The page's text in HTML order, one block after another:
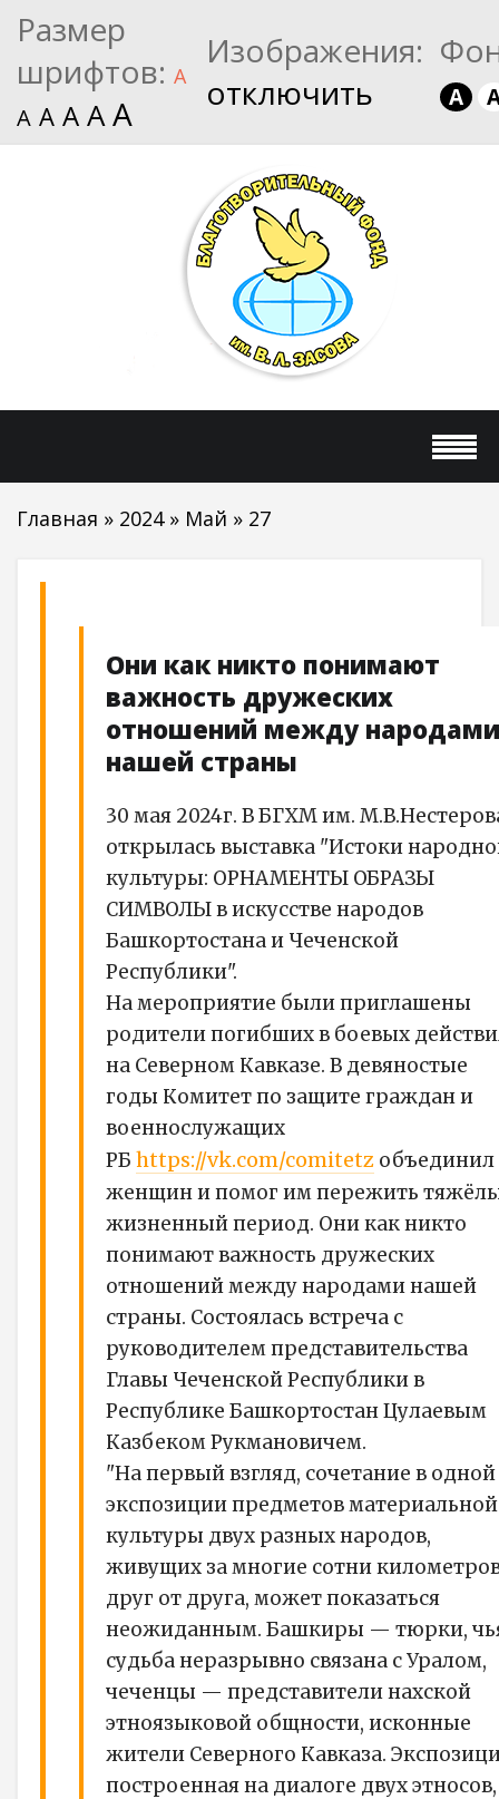
Размер
шрифтов: A
A A A AA
Изображения:
отключить
A
Главная » 2024 » Май » 27
Они как никто понимают
важность дружеских
отношений между народами
нашей страны
30 мая 2024г. В БГХМ им.
открылась выставка "Истоки
культуры: ОРНАМЕНТЫ ОБРАЗЫ
СИМВОЛЫ в искусстве народов
Башкортостана и Чеченской
Республики".
На мероприятие были приглашены
родители погибших в боевых
на Северном Кавказе. В девяностые
годы Комитет по защите граждан и
военнослужащих
РБ https://vk.com/comitetz объединил
женщин и помог им пережить
жизненный период. Они как никто
понимают важность дружеских
отношений между народами нашей
страны. Состоялась встреча с
руководителем представительства
Главы Чеченской Республики в
Республике Башкортостан Цулаевым
Казбеком Рукмановичем.
"На первый взгляд, сочетание в одной
экспозиции предметов материальной
культуры двух разных народов,
живущих за многие сотни
друг от друга, может показаться
неожиданным. Башкиры — тюрки,
судьба неразрывно связана с Уралом,
чеченцы — представители нахской
этноязыковой общности, исконные
жители Северного Кавказа.
построенная на диалоге двух этносов,